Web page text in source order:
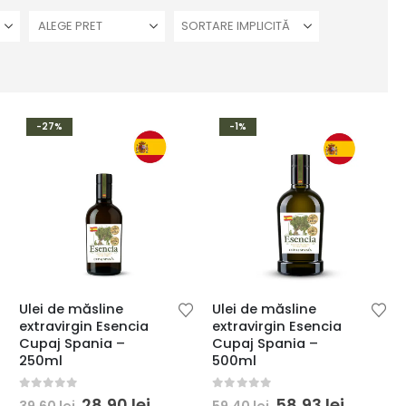
ALEGE PRET
-27%
Ulei de măsline
extravirgin Esencia
Cupaj Spania –
250ml
-1%
Ulei de măsline
extravirgin Esencia
Cupaj Spania –
500ml